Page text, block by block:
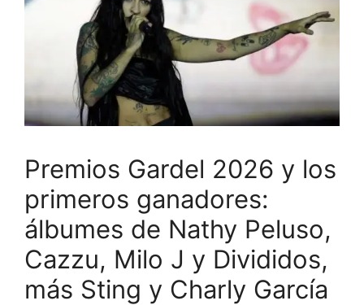
Premios Gardel 2026 y los
primeros ganadores:
álbumes de Nathy Peluso,
Cazzu, Milo J y Divididos,
más Sting y Charly García